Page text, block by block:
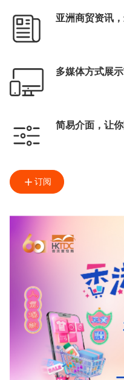
亚洲商贸资讯
多媒体方式展
简易介面，让
订阅